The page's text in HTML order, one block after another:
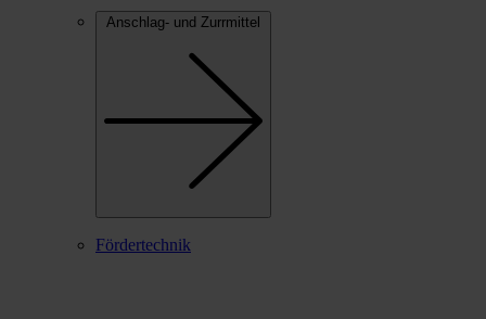
Anschlag- und Zurrmittel
Fördertechnik